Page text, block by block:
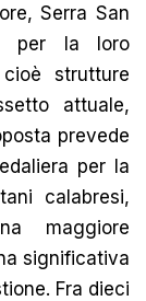
Serra San
per la loro
strutture
attuale,
prevede
per la
calabresi,
maggiore
significativa
Fra dieci